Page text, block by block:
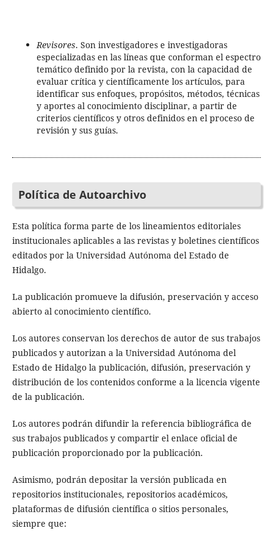
Revisores. Son investigadores e investigadoras
especializadas en las líneas que conforman el espectro
temático definido por la revista, con la capacidad de
evaluar crítica y científicamente los artículos, para
identificar sus enfoques, propósitos, métodos, técnicas
y aportes al conocimiento disciplinar, a partir de
criterios científicos y otros definidos en el proceso de
revisión y sus guías.
Política de Autoarchivo
Esta política forma parte de los lineamientos editoriales
institucionales aplicables a las revistas y boletines científicos
editados por la Universidad Autónoma del Estado de
Hidalgo.
La publicación promueve la difusión, preservación y acceso
abierto al conocimiento científico.
Los autores conservan los derechos de autor de sus trabajos
publicados y autorizan a la Universidad Autónoma del
Estado de Hidalgo la publicación, difusión, preservación y
distribución de los contenidos conforme a la licencia vigente
de la publicación.
Los autores podrán difundir la referencia bibliográfica de
sus trabajos publicados y compartir el enlace oficial de
publicación proporcionado por la publicación.
Asimismo, podrán depositar la versión publicada en
repositorios institucionales, repositorios académicos,
plataformas de difusión científica o sitios personales,
siempre que: